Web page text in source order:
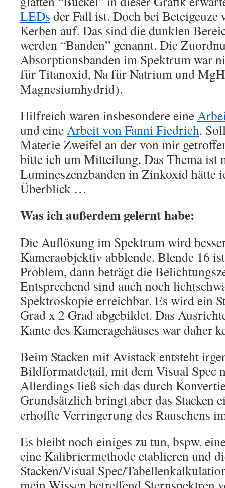
LEDs der Fall ist. Doch bei Beteigeuze
Kerben auf. Das sind die dunklen
werden “Banden” genannt. Die
Absorptionsbanden im Spektrum war
für Titanoxid, Na für Natrium und
Magnesiumhydrid).
Hilfreich waren insbesondere eine
und eineArbeit von Fanni Fiedrich.
Materie Zweifel an der von mir
bitte ich um Mitteilung. Das Thema ist
Lumineszenzbanden in Zinkoxid hätte
Überblick …
Was ich außerdem gelernt habe:
Die Auflösung im Spektrum wird
Kameraobjektiv abblende. Blende 16
Problem, dann beträgt die
Entsprechend sind auch noch
Spektroskopie erreichbar. Es wird ein
Grad x 2 Grad abgebildet. Das
Kante des Kameragehäuses war daher
Beim Stacken mit Avistack entsteht
Bildformatdetail, mit dem Visual Spec
Allerdings ließ sich das durch
Grundsätzlich bringt aber das Stacken
erhoffte Verringerung des Rauschens
Es bleibt noch einiges zu tun, bspw.
eine Kalibriermethode etablieren und
Stacken/Visual Spec/